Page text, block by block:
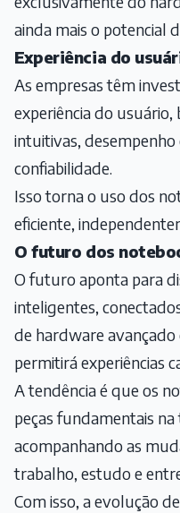
ainda mais o potencial
Experiência do
As empresas têm
experiência do
intuitivas,
confiabilidade.
Isso torna o uso dos
eficiente,
O futuro dos
O futuro aponta para
inteligentes,
de hardware
permitirá experiências
A tendência é que os
peças fundamentais
acompanhando as
trabalho, estudo e
Com isso, a evolução